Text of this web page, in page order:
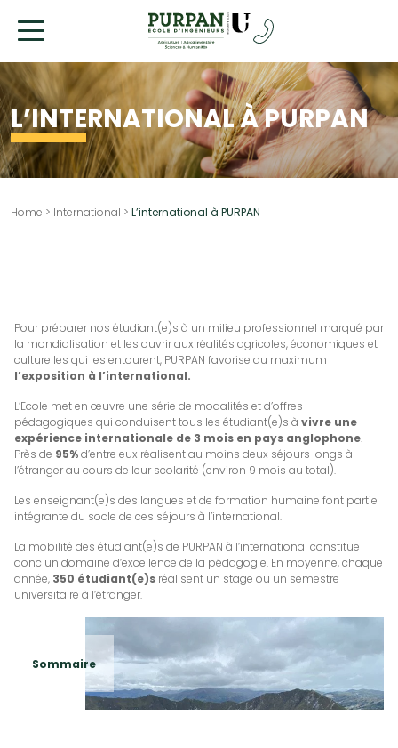
L’INTERNATIONAL À PURPAN
Home > International > L’international à PURPAN
Pour préparer nos étudiant(e)s à un milieu professionnel marqué par
la mondialisation et les ouvrir aux réalités agricoles, économiques et
culturelles qui les entourent, PURPAN favorise au maximum
l’exposition à l’international.
L’Ecole met en œuvre une série de modalités et d’offres
pédagogiques qui conduisent tous les étudiant(e)s à vivre une
expérience internationale de 3 mois en pays anglophone.
Près de 95%d’entre eux réalisent au moins deux séjours longs à
l’étranger au cours de leur scolarité (environ 9 mois au total).
Les enseignant(e)s des langues et de formation humaine font partie
intégrante du socle de ces séjours à l’international.
La mobilité des étudiant(e)s de PURPAN à l’international constitue
donc un domaine d’excellence de la pédagogie. En moyenne, chaque
année, 350 étudiant(e)s réalisent un stage ou un semestre
universitaire à l’étranger.
Sommaire